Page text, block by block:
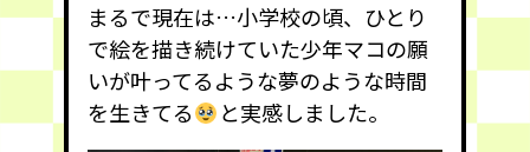
まるで現在は…小学校の頃、ひとり
で絵を描き続けていた少年マコの願
いが叶ってるような夢のような時間
を生きてる
と実感しました。